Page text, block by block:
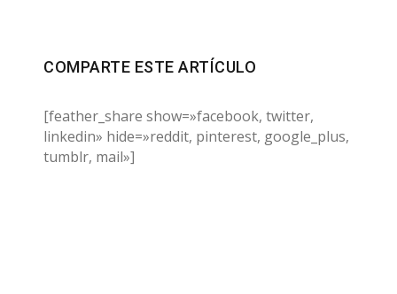
COMPARTE ESTE ARTÍCULO
[feather_share show=»facebook, twitter,
linkedin» hide=»reddit, pinterest, google_plus,
tumblr, mail»]